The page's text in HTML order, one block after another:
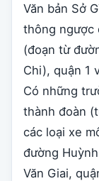
Văn bản Sở
thông ngược
(đoạn từ
Chi), quận 1
Có những
thành đoàn
các loại xe
đường
Văn Giai,